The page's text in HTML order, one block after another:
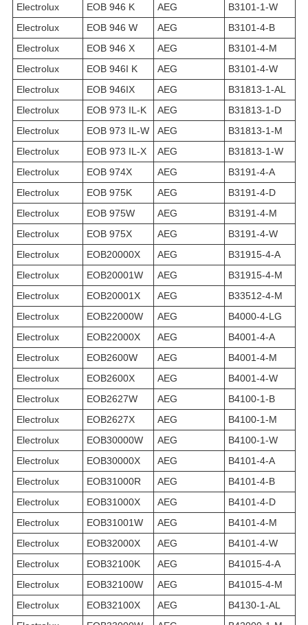
Electrolux
EOB 946 K AEG
B3101-1-W
Electrolux
EOB 946 W AEG
B3101-4-B
Electrolux
EOB 946 X AEG
B3101-4-M
Electrolux
EOB 946I K AEG
B3101-4-W
Electrolux
EOB 946IX AEG
B31813-1-AL
Electrolux
EOB 973 IL-K AEG
B31813-1-D
Electrolux
EOB 973 IL-W AEG
B31813-1-M
Electrolux
EOB 973 IL-X AEG
B31813-1-W
Electrolux
EOB 974X AEG
B3191-4-A
Electrolux
EOB 975K AEG
B3191-4-D
Electrolux
EOB 975W AEG
B3191-4-M
Electrolux
EOB 975X AEG
B3191-4-W
Electrolux
EOB20000X AEG
B31915-4-A
Electrolux
EOB20001W AEG
B31915-4-M
Electrolux
EOB20001X AEG
B33512-4-M
Electrolux
EOB22000W AEG
B4000-4-LG
Electrolux
EOB22000X AEG
B4001-4-A
Electrolux
EOB2600W AEG
B4001-4-M
Electrolux
EOB2600X AEG
B4001-4-W
Electrolux
EOB2627W AEG
B4100-1-B
Electrolux
EOB2627X AEG
B4100-1-M
Electrolux
EOB30000W AEG
B4100-1-W
Electrolux
EOB30000X AEG
B4101-4-A
Electrolux
EOB31000R AEG
B4101-4-B
Electrolux
EOB31000X AEG
B4101-4-D
Electrolux
EOB31001W AEG
B4101-4-M
Electrolux
EOB32000X AEG
B4101-4-W
Electrolux
EOB32100K AEG
B41015-4-A
Electrolux
EOB32100W AEG
B41015-4-M
Electrolux
EOB32100X AEG
B4130-1-AL